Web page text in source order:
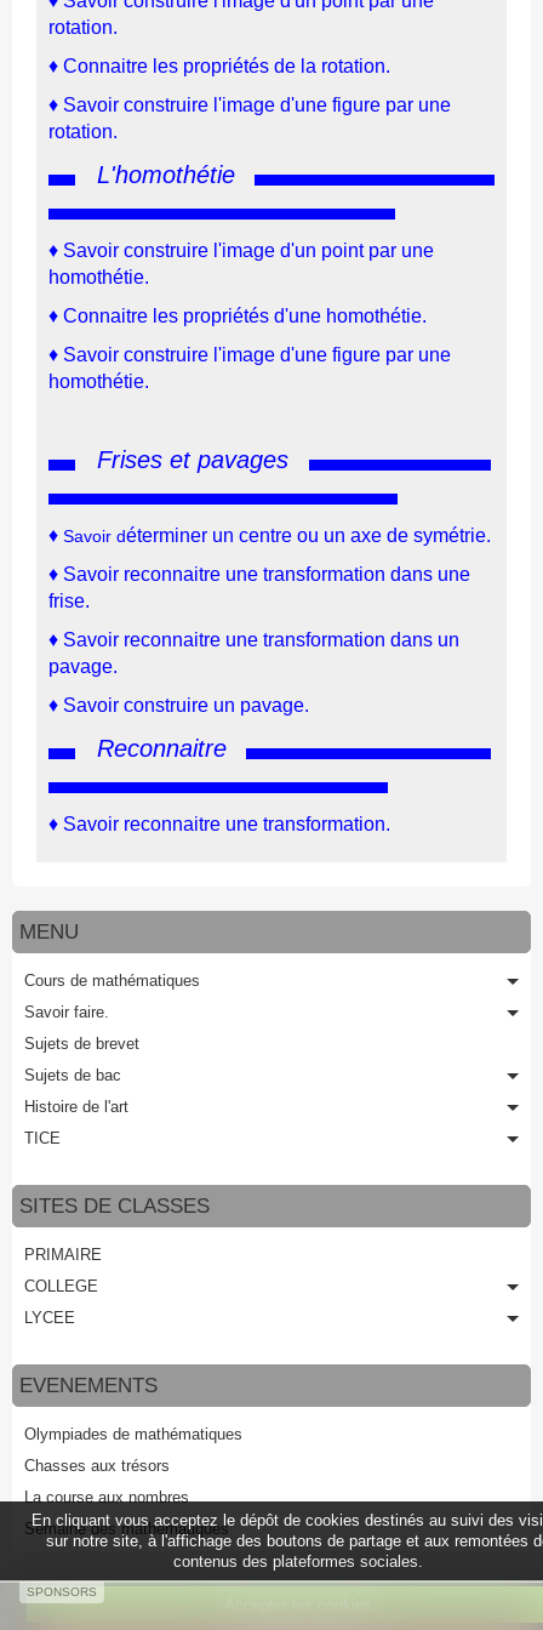
rotation.
♦ Connaitre les propriétés de la rotation.
♦ Savoir construire l'image d'une figure par une
rotation.
L'homothétie
♦ Savoir construire l'image d'un point par une
homothétie.
♦ Connaitre les propriétés d'une homothétie.
♦ Savoir construire l'image d'une figure par une
homothétie.
Frises et pavages
♦ Savoir déterminer un centre ou un axe de symétrie.
♦ Savoir reconnaitre une transformation dans une
frise.
♦ Savoir reconnaitre une transformation dans un
pavage.
♦ Savoir construire un pavage.
Reconnaitre
♦ Savoir reconnaitre une transformation.
MENU
Cours de mathématiques
Savoir faire.
Sujets de brevet
Sujets de bac
Histoire de l'art
TICE
SITES DE CLASSES
PRIMAIRE
COLLEGE
LYCEE
EVENEMENTS
Olympiades de mathématiques
Chasses aux trésors
La course aux nombres
Semaine des mathématiques
SPONSORS
En cliquant vous acceptez le dépôt de cookies destinés au suivi des
sur notre site, à l'affichage des boutons de partage et aux remontées
contenus des plateformes sociales.
Accepter les cookies